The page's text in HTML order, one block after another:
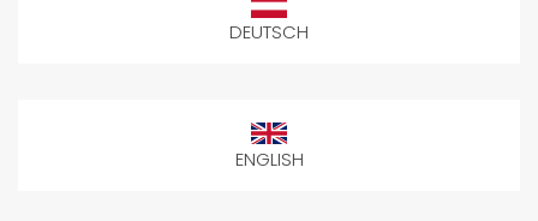
DEUTSCH
ENGLISH